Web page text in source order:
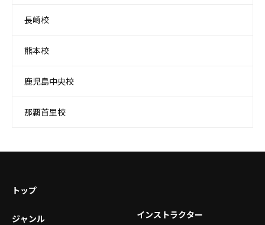
長崎校
熊本校
鹿児島中央校
那覇首里校
トップ
ジャンル インストラクター